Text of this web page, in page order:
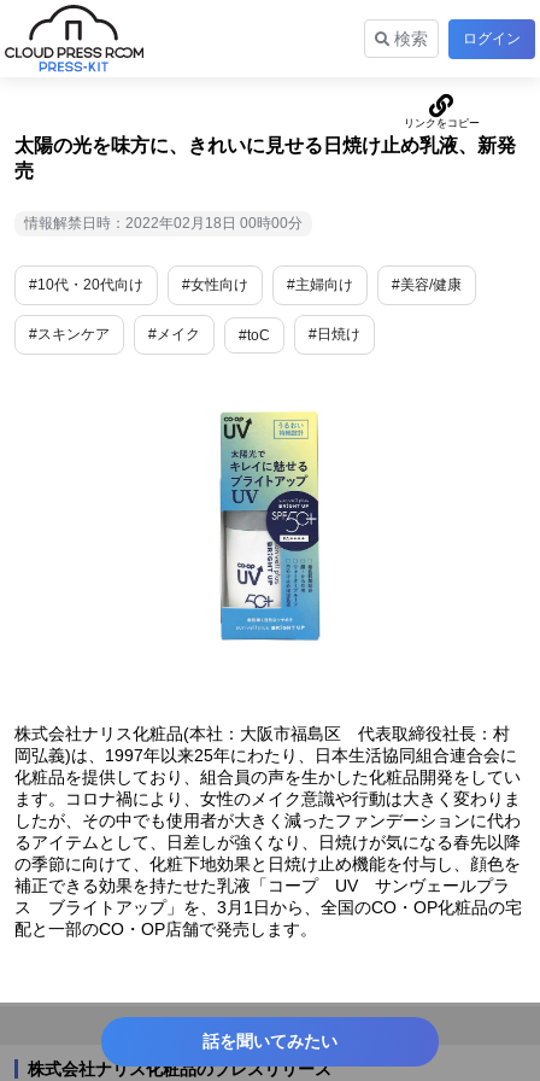
検索 ログイン
太陽の光を味方に、きれいに見せる日焼け止め乳液、新発
売
情報解禁日時：2022年02月18日 00時00分
#10代・20代向け #女性向け #主婦向け #美容/健康
#スキンケア #メイク #toC #日焼け
株式会社ナリス化粧品(本社：大阪市福島区 代表取締役社長：村
岡弘義)は、1997年以来25年にわたり、日本生活協同組合連合会に
化粧品を提供しており、組合員の声を生かした化粧品開発をしてい
ます。コロナ禍により、女性のメイク意識や行動は大きく変わりま
したが、その中でも使用者が大きく減ったファンデーションに代わ
るアイテムとして、日差しが強くなり、日焼けが気になる春先以降
の季節に向けて、化粧下地効果と日焼け止め機能を付与し、顔色を
補正できる効果を持たせた乳液「コープ UV サンヴェールプラ
ス ブライトアップ」を、3月1日から、全国のCO・OP化粧品の宅
配と一部のCO・OP店舗で発売します。
株式会社ナリス化粧品のプレスリリース
話を聞いてみたい